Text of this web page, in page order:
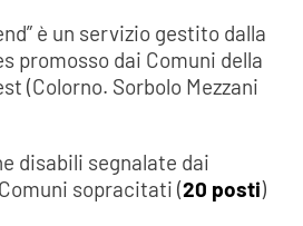
è un servizio gestito dalla
promosso dai Comuni della
(Colorno. Sorbolo Mezzani
disabili segnalate dai
sopracitati (20 posti)